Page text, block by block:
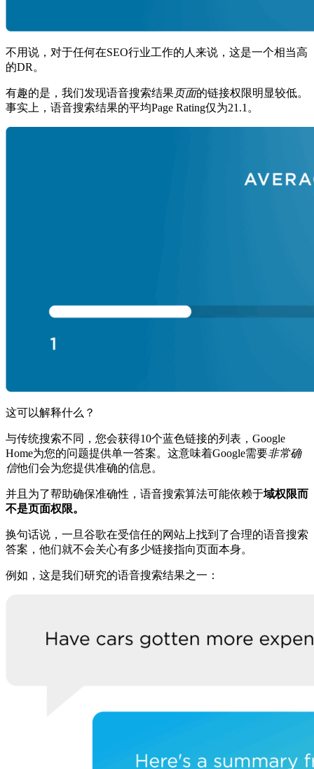
不用说，对于任何在SEO行业工作的人来说，这是一个相当高
的DR。
有趣的是，我们发现语音搜索结果页面的链接权限明显较低。
事实上，语音搜索结果的平均Page Rating仅为21.1。
这可以解释什么？
与传统搜索不同，您会获得10个蓝色链接的列表，Google
Home为您的问题提供单一答案。这意味着Google需要非常确
信他们会为您提供准确的信息。
并且为了帮助确保准确性，语音搜索算法可能依赖于域权限而
不是页面权限。
换句话说，一旦谷歌在受信任的网站上找到了合理的语音搜索
答案，他们就不会关心有多少链接指向页面本身。
例如，这是我们研究的语音搜索结果之一：